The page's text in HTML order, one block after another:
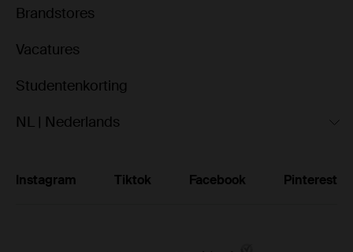
Brandstores
Vacatures
Studentenkorting
NL | Nederlands
Instagram Tiktok Facebook Pinterest